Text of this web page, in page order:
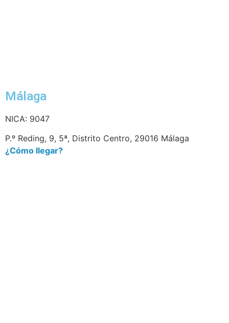
Málaga
NICA: 9047
P.º Reding, 9, 5ª, Distrito Centro, 29016 Málaga
¿Cómo llegar?